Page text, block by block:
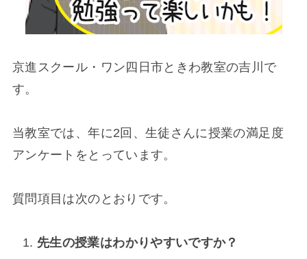
京進スクール・ワン四日市ときわ教室の吉川で
す。
当教室では、年に2回、生徒さんに授業の満足度
アンケートをとっています。
質問項目は次のとおりです。
先生の授業はわかりやすいですか？